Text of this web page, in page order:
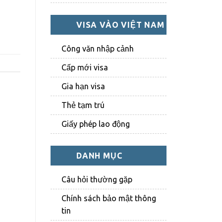
VISA VÀO VIỆT NAM
Công văn nhập cảnh
Cấp mới visa
Gia hạn visa
Thẻ tạm trú
Giấy phép lao động
DANH MỤC
Câu hỏi thường gặp
Chính sách bảo mật thông
tin